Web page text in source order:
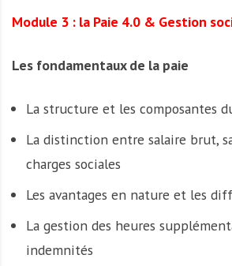
Module 3 : la Paie 4.0 & Gestion
Les fondamentaux de la paie
La structure et les composantes
La distinction entre salaire brut,
charges sociales
Les avantages en nature et les
La gestion des heures
indemnités